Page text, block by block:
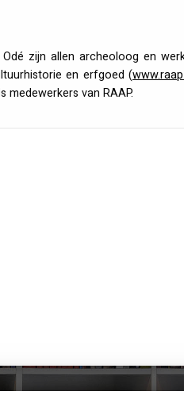
zijn allen archeoloog en
en erfgoed (
medewerkers van RAAP.